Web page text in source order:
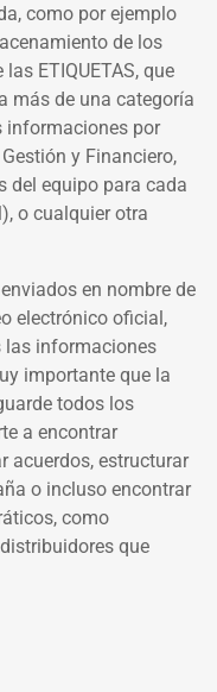
como por ejemplo
de los
ETIQUETAS, que
más de una categoría
informaciones por
y Financiero,
del equipo para cada
o cualquier otra
en nombre de
electrónico oficial,
las informaciones
importante que la
todos los
a encontrar
acuerdos, estructurar
o incluso encontrar
como
que